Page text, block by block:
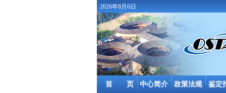
2026年8月6日
首 页 中心简介 政策法规 鉴定